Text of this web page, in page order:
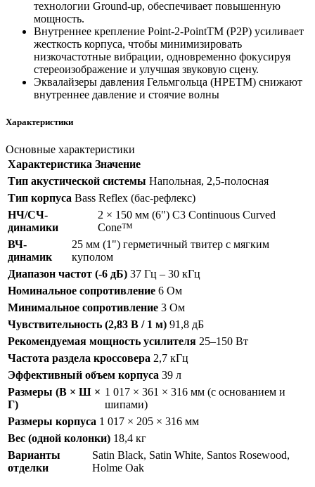
технологии Ground-up, обеспечивает повышенную
мощность.
Внутреннее крепление Point-2-PointTM (P2P) усиливает
жесткость корпуса, чтобы минимизировать
низкочастотные вибрации, одновременно фокусируя
стереоизображение и улучшая звуковую сцену.
Эквалайзеры давления Гельмгольца (HPETM) снижают
внутреннее давление и стоячие волны
Характеристики
Основные характеристики
Характеристика Значение
Тип акустической системы Напольная, 2,5-полосная
Тип корпуса Bass Reflex (бас-рефлекс)
НЧ/СЧ-
динамики
2 × 150 мм (6") C3 Continuous Curved
Cone™
ВЧ-
динамик
25 мм (1") герметичный твитер с мягким
куполом
Диапазон частот (-6 дБ) 37 Гц – 30 кГц
Номинальное сопротивление 6 Ом
Минимальное сопротивление 3 Ом
Чувствительность (2,83 В / 1 м) 91,8 дБ
Рекомендуемая мощность усилителя 25–150 Вт
Частота раздела кроссовера 2,7 кГц
Эффективный объем корпуса 39 л
Размеры (В × Ш ×
Г)
1 017 × 361 × 316 мм (с основанием и
шипами)
Размеры корпуса 1 017 × 205 × 316 мм
Вес (одной колонки) 18,4 кг
Варианты
отделки
Satin Black, Satin White, Santos Rosewood,
Holme Oak